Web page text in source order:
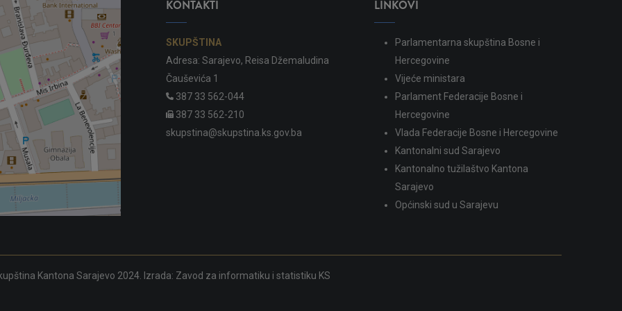
KONTAKTI
SKUPŠTINA
Adresa: Sarajevo, Reisa Džemaludina
Čauševića 1
387 33 562-044
387 33 562-210
skupstina@skupstina.ks.gov.ba
LINKOVI
Parlamentarna skupština Bosne i
Hercegovine
Vijeće ministara
Parlament Federacije Bosne i
Hercegovine
Vlada Federacije Bosne i Hercegovine
Kantonalni sud Sarajevo
Kantonalno tužilaštvo Kantona
Sarajevo
Općinski sud u Sarajevu
Kantona Sarajevo 2024. Izrada: Zavod za informatiku i statistiku KS